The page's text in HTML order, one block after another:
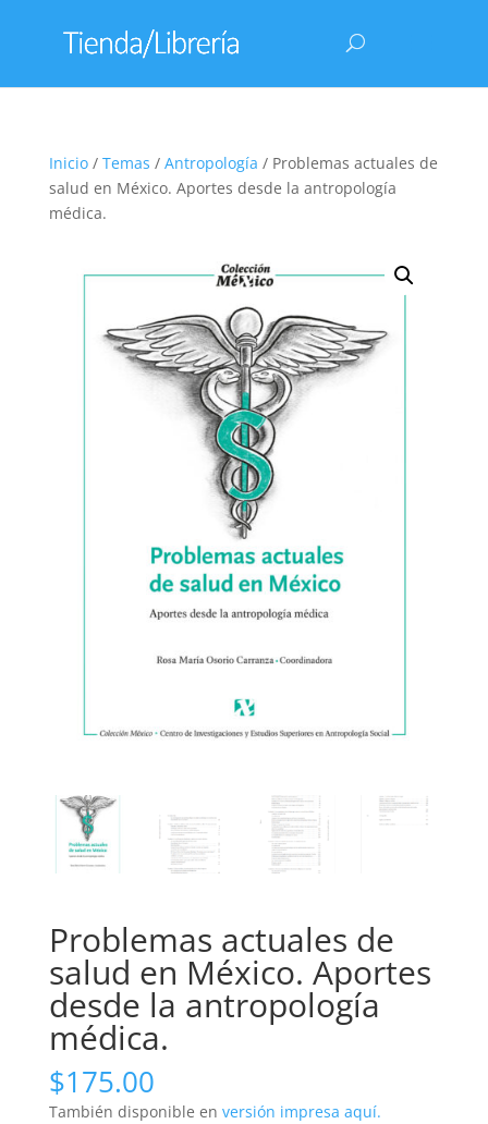
Inicio/ Temas / Antropología / Problemas actuales de
salud en México. Aportes desde la antropología
médica.
Problemas actuales de
salud en México. Aportes
desde la antropología
médica.
$175.00
También disponible en versión impresa aquí.